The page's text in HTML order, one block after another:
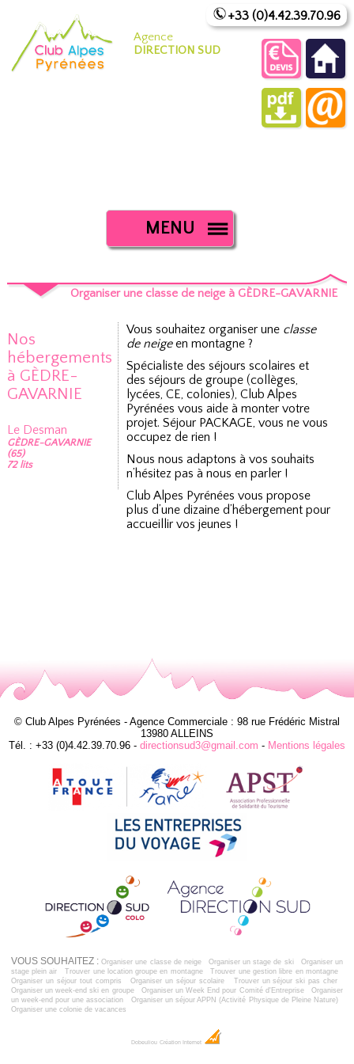
Agence
DIRECTION SUD
+33 (0)4.42.39.70.96
MENU
Organiser une classe de neige à GÈDRE-GAVARNIE
Nos
hébergements
à GÈDRE-
GAVARNIE
Le Desman
GÈDRE-GAVARNIE
(65)
72 lits
Vous souhaitez organiser une classe
de neigeen montagne ?
Spécialiste des séjours scolaires et
des séjours de groupe (collèges,
lycées, CE, colonies), Club Alpes
Pyrénées vous aide à monter votre
projet. Séjour PACKAGE, vous ne vous
occupez de rien !
Nous nous adaptons à vos souhaits
n’hésitez pas à nous en parler !
Club Alpes Pyrénées vous propose
plus d’une dizaine d’hébergement pour
accueillir vos jeunes !
© Club Alpes Pyrénées - Agence Commerciale : 98 rue Frédéric Mistral
13980 ALLEINS
Tél. : +33 (0)4.42.39.70.96 - directionsud3@gmail.com - Mentions légales
VOUS SOUHAITEZ :Organiser une classe de neige Organiser un stage de ski
Organiser un
stage plein air
Trouver une location groupe en montagne
Trouver une gestion libre en montagne
Organiser un séjour tout compris
Organiser un séjour scolaire
Trouver un séjour ski pas cher
Organiser un week-end ski en groupe
Organiser un Week End pour Comité d'Entreprise
Organiser
un week-end pour une association
Organiser un séjour APPN (Activité Physique de Pleine Nature)
Organiser une colonie de vacances
Dobeuliou Création Internet